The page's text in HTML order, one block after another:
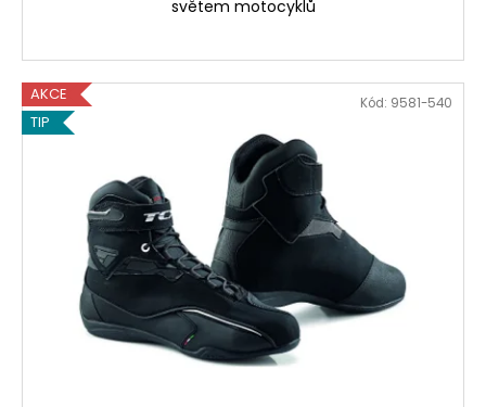
světem motocyklů
AKCE
TIP
Kód: 9581-540